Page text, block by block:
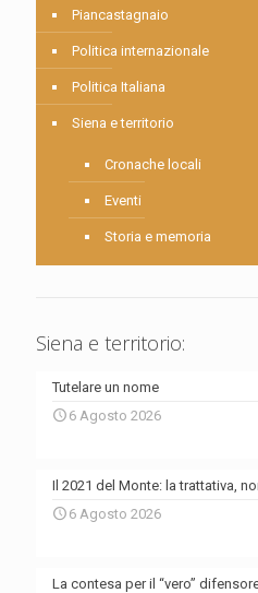
Piancastagnaio
Politica internazionale
Politica Italiana
Siena e territorio
Cronache locali
Eventi
Storia e memoria
Siena e territorio:
Tutelare un nome
6 Agosto 2026
Il 2021 del Monte: la trattativa,
6 Agosto 2026
La contesa per il “vero”